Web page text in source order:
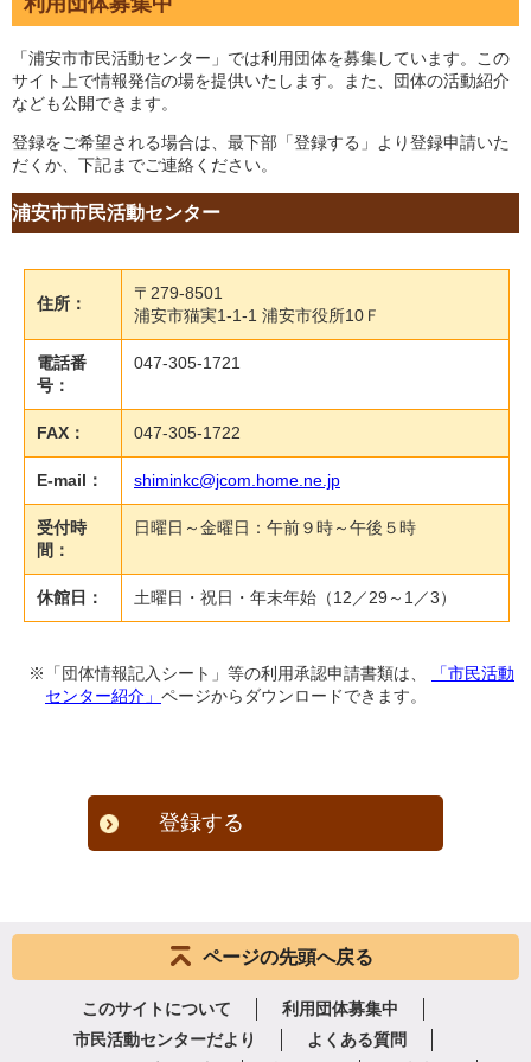
「浦安市市民活動センター」では利用団体を募集しています。この
サイト上で情報発信の場を提供いたします。また、団体の活動紹介
なども公開できます。
登録をご希望される場合は、最下部「登録する」より登録申請いた
だくか、下記までご連絡ください。
浦安市市民活動センター
住所：
〒279-8501
浦安市猫実1-1-1 浦安市役所10Ｆ
電話番
号：
047-305-1721
FAX： 047-305-1722
E-mail： shiminkc@jcom.home.ne.jp
受付時
間：
日曜日～金曜日：午前９時～午後５時
休館日： 土曜日・祝日・年末年始（12／29～1／3）
※「団体情報記入シート」等の利用承認申請書類は、
「市民活動
センター紹介」 ページからダウンロードできます。
登録する
ページの先頭へ戻る
このサイトについて
利用団体募集中
市民活動センターだより
よくある質問